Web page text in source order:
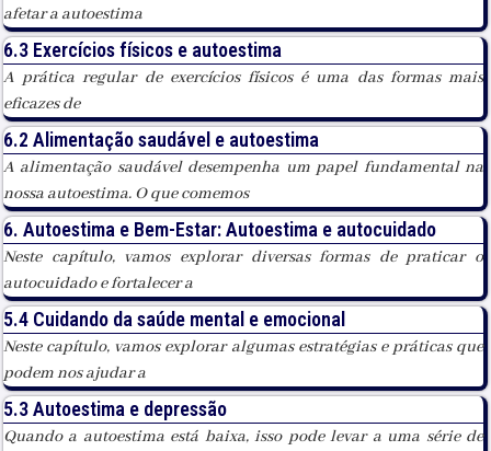
afetar a autoestima
6.3 Exercícios físicos e autoestima
A prática regular de exercícios físicos é uma das formas mais
eficazes de
6.2 Alimentação saudável e autoestima
A alimentação saudável desempenha um papel fundamental na
nossa autoestima. O que comemos
6. Autoestima e Bem-Estar: Autoestima e autocuidado
Neste capítulo, vamos explorar diversas formas de praticar o
autocuidado e fortalecer a
5.4 Cuidando da saúde mental e emocional
Neste capítulo, vamos explorar algumas estratégias e práticas que
podem nos ajudar a
5.3 Autoestima e depressão
Quando a autoestima está baixa, isso pode levar a uma série de